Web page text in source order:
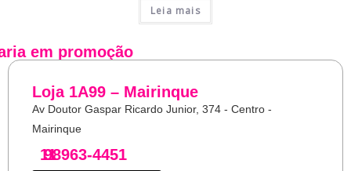
Leia mais
em promoção
Loja 1A99 – Mairinque
Av Doutor Gaspar Ricardo Junior, 374 - Centro -
Mairinque
11
98963-4451